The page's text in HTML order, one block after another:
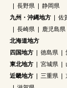
長野県
静岡県
九州・沖縄地方
佐
長崎県
鹿児島県
北海道地方
四国地方
徳島県
東北地方
宮城県
近畿地方
三重県